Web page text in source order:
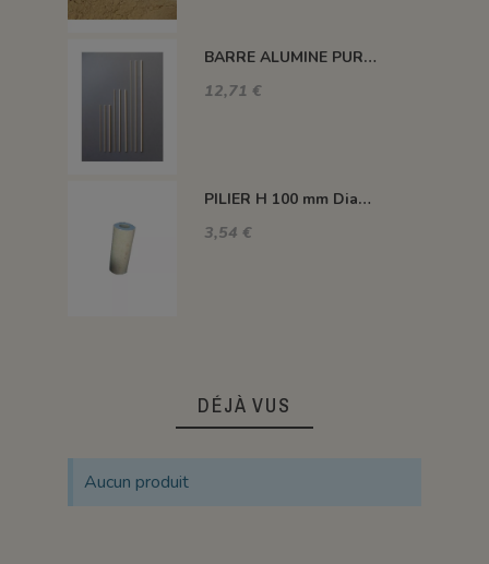
BARRE ALUMINE PURE 1400°C L200 X 2 MM
12,71 €
PILIER H 100 mm Diam.43 mm 1350°C
3,54 €
DÉJÀ VUS
Aucun produit